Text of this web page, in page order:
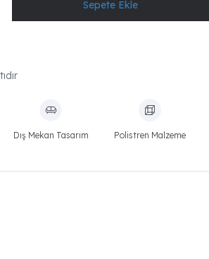
Dış Mekan Tasarım Polistren Malzeme